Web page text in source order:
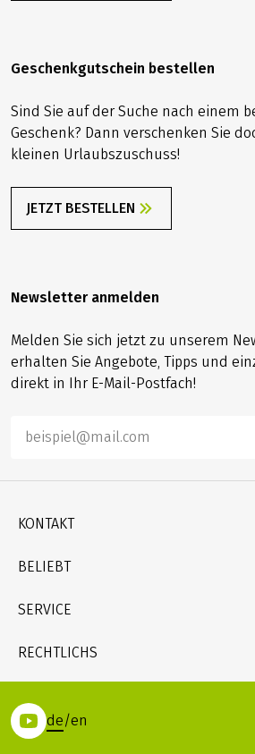
Geschenkgutschein bestellen
Sind Sie auf der Suche nach einem
Geschenk? Dann verschenken Sie
kleinen Urlaubszuschuss!
JETZT BESTELLEN
Newsletter anmelden
Melden Sie sich jetzt zu unserem
erhalten Sie Angebote, Tipps und
direkt in Ihr E-Mail-Postfach!
KONTAKT
Kontakt
Newsletter bestellen
BELIEBT
Deutschland
Rad & Schiff
SERVICE
Fragen und Antworten (FAQ)
Unternehmensprofil & Fakten
RECHTLICHS
Datenschutz
Rechtshinweise
(LINK ÖFFNET IN NEUEM TAB)
de/en